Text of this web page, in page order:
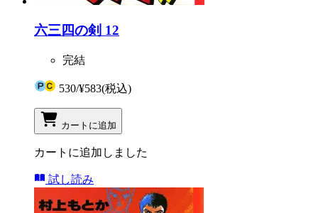
六三四の剣 12
完結
530/¥583(税込)
カートに追加
カートに追加しました
試し読み